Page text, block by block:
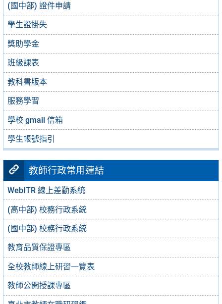
(國中部) 證件申請
學生證掛失
獎助學金
班級課表
教科書版本
服務學習
學校 gmail 信箱
學生帳號指引
教師行政常用連結
WebITR 線上差勤系統
(高中部) 校務行政系統
(國中部) 校務行政系統
教育品質保證專區
全校教師線上研習一覽表
教師公開授課專區